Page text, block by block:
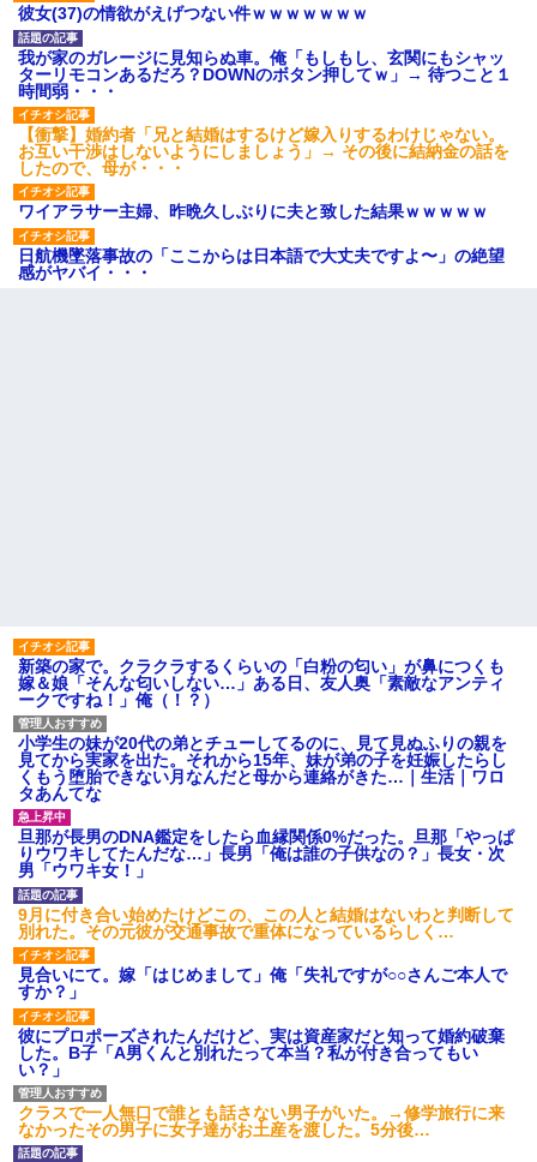
彼女(37)の情欲がえげつない件ｗｗｗｗｗｗｗ
我が家のガレージに見知らぬ車。俺「もしもし、玄関にもシャッ
ターリモコンあるだろ？DOWNのボタン押してｗ」→ 待つこと１
時間弱・・・
【衝撃】婚約者「兄と結婚はするけど嫁入りするわけじゃない。
お互い干渉はしないようにしましょう」→ その後に結納金の話を
したので、母が・・・
ワイアラサー主婦、昨晩久しぶりに夫と致した結果ｗｗｗｗｗ
日航機墜落事故の「ここからは日本語で大丈夫ですよ〜」の絶望
感がヤバイ・・・
新築の家で。クラクラするくらいの「白粉の匂い」が鼻につくも
嫁＆娘「そんな匂いしない…」ある日、友人奥「素敵なアンティ
ークですね！」俺（！？）
小学生の妹が20代の弟とチューしてるのに、見て見ぬふりの親を
見てから実家を出た。それから15年、妹が弟の子を妊娠したらし
くもう堕胎できない月なんだと母から連絡がきた…｜生活｜ワロ
タあんてな
旦那が長男のDNA鑑定をしたら血縁関係0%だった。旦那「やっぱ
りウワキしてたんだな…」長男「俺は誰の子供なの？」長女・次
男「ウワキ女！」
9月に付き合い始めたけどこの、この人と結婚はないわと判断して
別れた。その元彼が交通事故で重体になっているらしく…
見合いにて。嫁「はじめまして」俺「失礼ですが○○さんご本人で
すか？」
彼にプロポーズされたんだけど、実は資産家だと知って婚約破棄
した。B子「A男くんと別れたって本当？私が付き合ってもい
い？」
クラスで一人無口で誰とも話さない男子がいた。→修学旅行に来
なかったその男子に女子達がお土産を渡した。5分後…